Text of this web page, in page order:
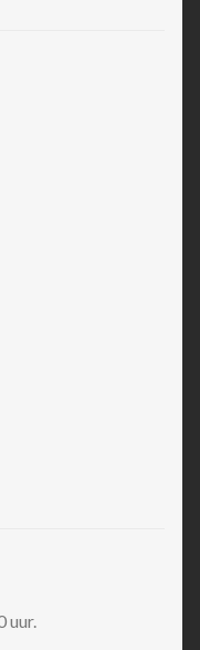
uur.